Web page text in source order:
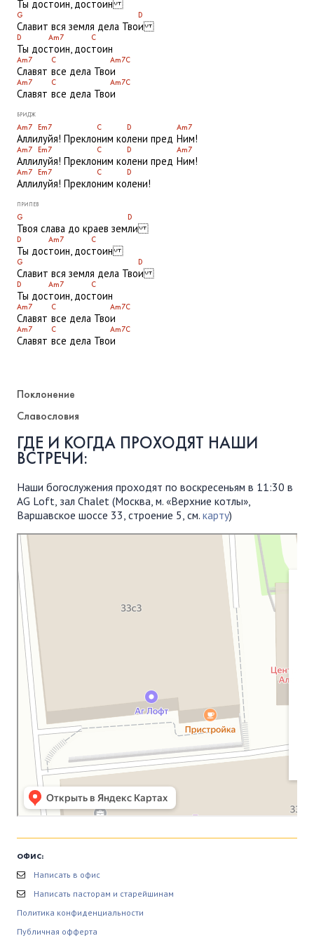
Ты достоин, достоин
G D
Славит вся земля дела Твои
D Am7 C
Ты достоин, достоин
Am7 C Am7C
Славят все дела Твои
Am7 C Am7C
Славят все дела Твои
БРИДЖ
Am7 Em7 C D Am7
Аллилуйя! Преклоним колени пред Ним!
Am7 Em7 C D Am7
Аллилуйя! Преклоним колени пред Ним!
Am7 Em7 C D
Аллилуйя! Преклоним колени!
ПРИПЕВ
G D
Твоя слава до краев земли
D Am7 C
Ты достоин, достоин
G D
Славит вся земля дела Твои
D Am7 C
Ты достоин, достоин
Am7 C Am7C
Славят все дела Твои
Am7 C Am7C
Славят все дела Твои
Поклонение
Славословия
ГДЕ И КОГДА ПРОХОДЯТ НАШИ
ВСТРЕЧИ:
Наши богослужения проходят по воскресеньям в 11:30 в
AG Loft, зал Chalet (Москва, м. «Верхние котлы»,
Варшавское шоссе 33, строение 5, см. карту)
Московская Библейская Церковь
Протестантская церковь в Москве
ОФИС:
Написать в офис
Написать пасторам и старейшинам
Политика конфиденциальности
Публичная офферта